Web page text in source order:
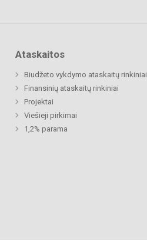
Ataskaitos
Biudžeto vykdymo ataskaitų rinkiniai
Finansinių ataskaitų rinkiniai
Projektai
Viešieji pirkimai
1,2% parama